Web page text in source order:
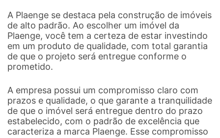
A Plaenge se destaca pela construção de imóveis
de alto padrão. Ao escolher um imóvel da
Plaenge, você tem a certeza de estar investindo
em um produto de qualidade, com total garantia
de que o projeto será entregue conforme o
prometido.
A empresa possui um compromisso claro com
prazos e qualidade, o que garante a tranquilidade
de que o imóvel será entregue dentro do prazo
estabelecido, com o padrão de excelência que
caracteriza a marca Plaenge. Esse compromisso